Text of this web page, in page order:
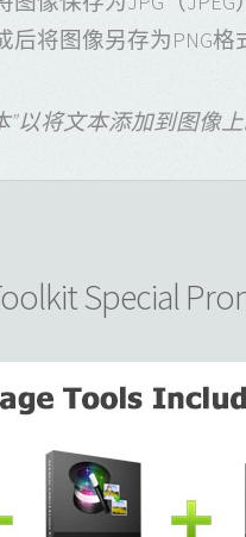
将图像另存为PNG格
以将文本添加到图像上
Special